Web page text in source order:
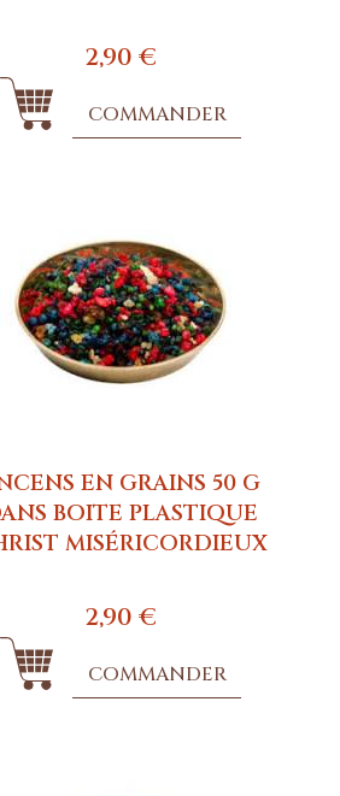
2,90 €
COMMANDER
EN GRAINS 50 G
BOITE PLASTIQUE
MISÉRICORDIEUX
2,90 €
COMMANDER